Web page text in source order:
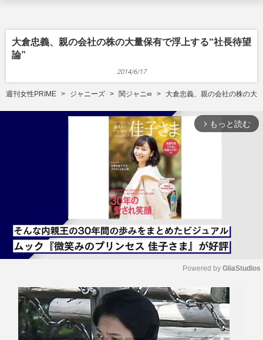
大倉忠義、親の会社の株の大量保有で浮上する“社長待望
論”
2014/6/17
週刊女性PRIME ジャニーズ 関ジャニ∞ 大倉忠義、親の会社の株の大
arrow_forward_ios もっと読む
M
u
t
e
Powered by GliaStudios